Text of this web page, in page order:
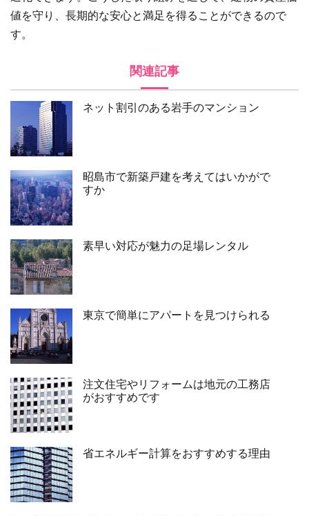
値を守り、長期的な安心と満足を得ることができるので
す。
関連記事
ネット割引のある岩手のマンション
昭島市で新築戸建を考えてはいかがで
すか
素早い対応が魅力の足場レンタル
東京で簡単にアパートを見つけられる
注文住宅やリフォームは地元の工務店
がおすすめです
省エネルギー計算をおすすめする理由